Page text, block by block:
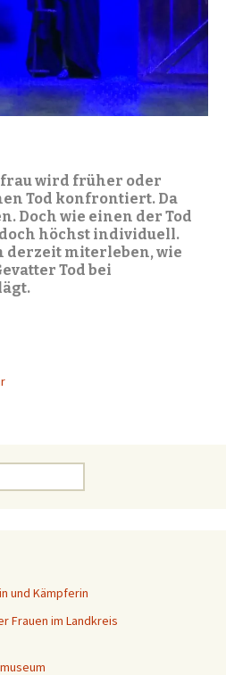
wird früher oder
Tod konfrontiert. Da
Doch wie einen der Tod
höchst individuell.
derzeit miterleben, wie
Tod bei
Jexhof
und Kämpferin
Frauen im Landkreis